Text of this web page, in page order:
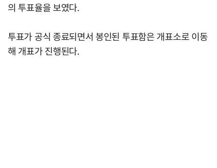
의 투표율을 보였다.
투표가 공식 종료되면서 봉인된 투표함은 개표소로 이동
해 개표가 진행된다.